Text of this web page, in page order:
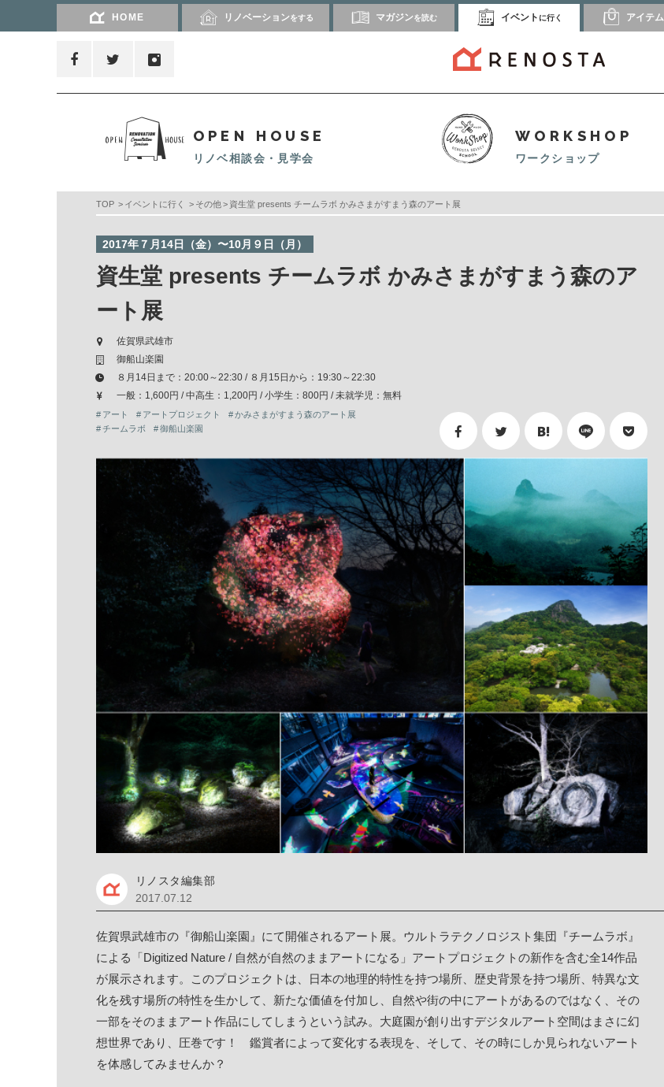
HOME リノベーションをする マガジンを読む イベント に行く アイテム
OPEN HOUSE
リノベ相談会・見学会
WORKSHOP
ワークショップ
TOP イベントに行く その他 資生堂 presents チームラボ かみさまがすまう森のアート展
2017年７月14日（金）〜10月９日（月）
資生堂 presents チームラボ かみさまがすまう森のア
ート展
佐賀県武雄市
御船山楽園
８月14日まで：20:00～22:30 / ８月15日から：19:30～22:30
一般：1,600円 / 中高生：1,200円 / 小学生：800円 / 未就学児：無料
アート アートプロジェクト
かみさまがすまう森のアート展
チームラボ
御船山楽園
リノスタ編集部
2017.07.12
佐賀県武雄市の『御船山楽園』にて開催されるアート展。ウルトラテクノロジスト集団『チームラボ』
による「Digitized Nature / 自然が自然のままアートになる」アートプロジェクトの新作を含む全14作品
が展示されます。このプロジェクトは、日本の地理的特性を持つ場所、歴史背景を持つ場所、特異な文
化を残す場所の特性を生かして、新たな価値を付加し、自然や街の中にアートがあるのではなく、その
一部をそのままアート作品にしてしまうという試み。大庭園が創り出すデジタルアート空間はまさに幻
想世界であり、圧巻です！ 鑑賞者によって変化する表現を、そして、その時にしか見られないアート
を体感してみませんか？